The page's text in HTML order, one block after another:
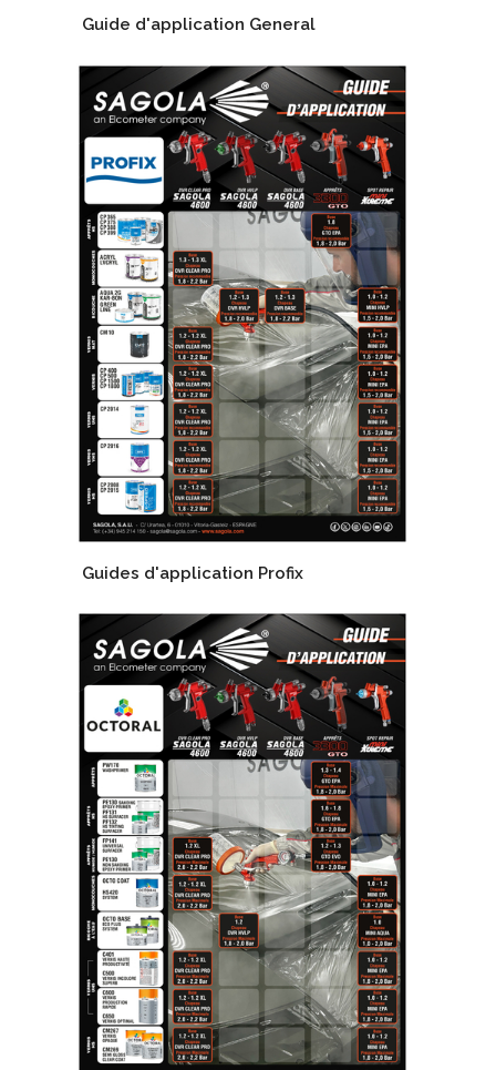
Guide d'application General
Guides d'application Profix